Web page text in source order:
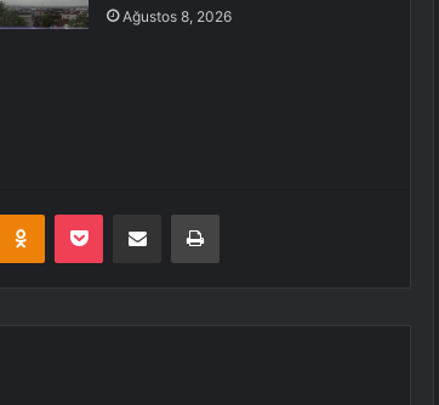
Ağustos 8, 2026
Odnoklassniki
Pocket E-Posta ile paylaş Yazdır